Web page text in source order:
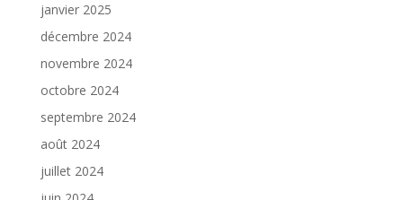
janvier 2025
décembre 2024
novembre 2024
octobre 2024
septembre 2024
août 2024
juillet 2024